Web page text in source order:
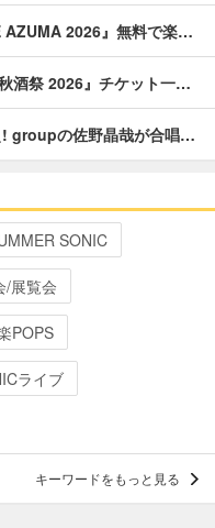
AZUMA 2026』無料で楽…
酒祭 2026』チケット一…
! groupの佐野晶哉が合唱…
SONIC
/展覧会
POPS
ライブ
キーワードをもっと見る